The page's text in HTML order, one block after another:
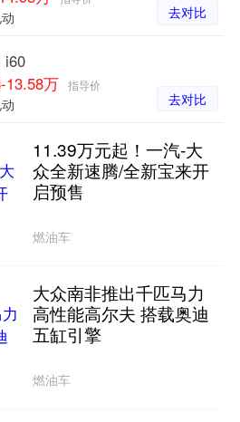
去对比
i60
13.58万 指导价
去对比
11.39万元起！一汽-大
众全新速腾/全新宝来开
启预售
燃油车
大众南非推出千匹马力
高性能高尔夫 搭载奥迪
五缸引擎
燃油车